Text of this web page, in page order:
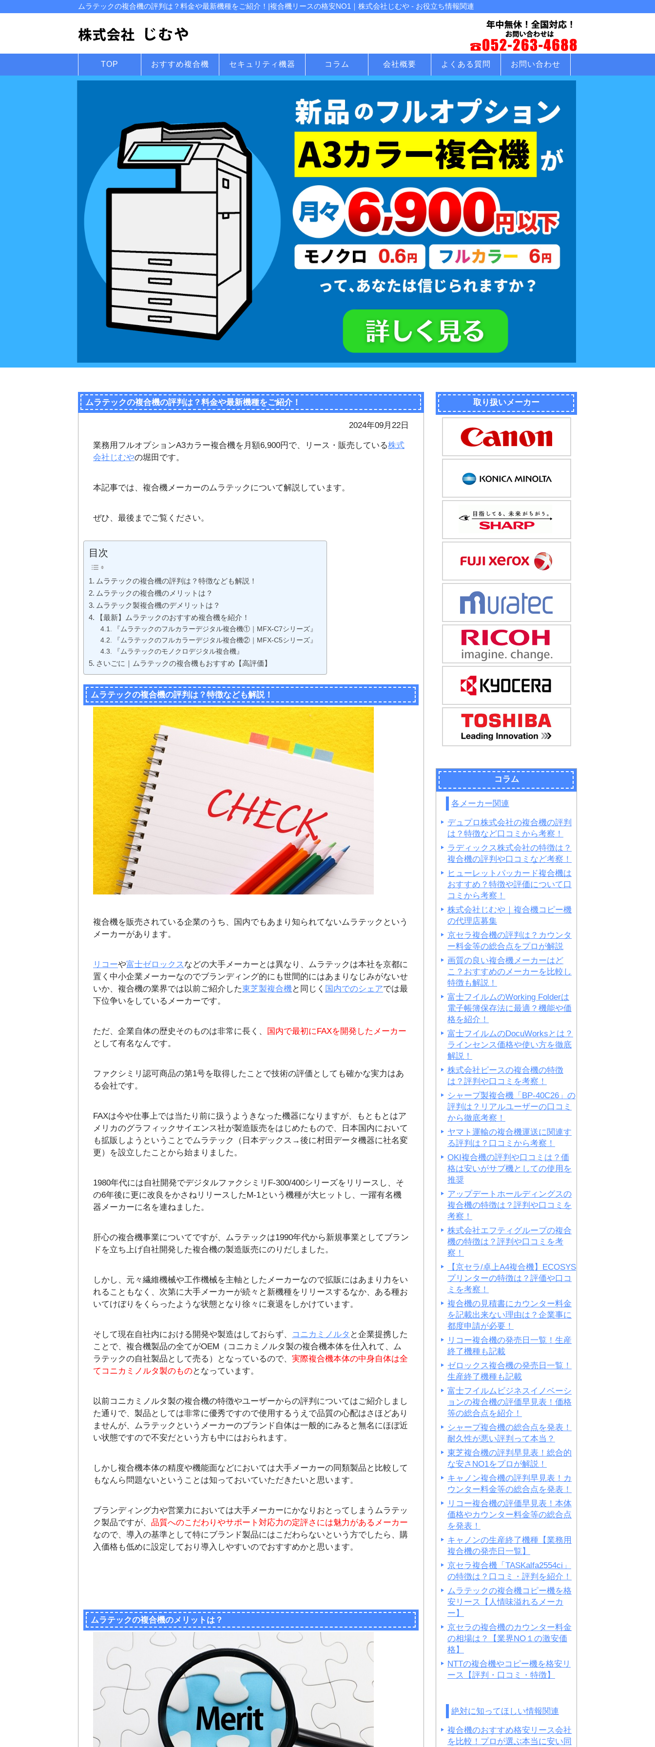
ムラテックの複合機の評判は？料金や最新機種をご紹介！|複合機リースの格安NO1｜株式会社じむや - お役立ち情報関連
TOP おすすめ複合機 セキュリティ機器 コラム 会社概要 よくある質問 お問い合わせ
ムラテックの複合機の評判は？料金や最新機種をご紹介！
2024年09月22日
業務用フルオプションA3カラー複合機を月額6,900円で、リース・販売している株式
会社じむやの堀田です。
本記事では、複合機メーカーのムラテックについて解説しています。
ぜひ、最後までご覧ください。
目次
ムラテックの複合機の評判は？特徴なども解説！
ムラテックの複合機のメリットは？
ムラテック製複合機のデメリットは？
【最新】ムラテックのおすすめ複合機を紹介！
『ムラテックのフルカラーデジタル複合機①｜MFX-C7シリーズ』
『ムラテックのフルカラーデジタル複合機②｜MFX-C5シリーズ』
『ムラテックのモノクロデジタル複合機』
さいごに｜ムラテックの複合機もおすすめ【高評価】
ムラテックの複合機の評判は？特徴なども解説！
複合機を販売されている企業のうち、国内でもあまり知られてないムラテックという
メーカーがあります。
リコーや富士ゼロックスなどの大手メーカーとは異なり、ムラテックは本社を京都に
置く中小企業メーカーなのでブランディング的にも世間的にはあまりなじみがないせ
いか、複合機の業界では以前ご紹介した東芝製複合機と同じく 国内でのシェアでは最
下位争いをしているメーカーです。
ただ、企業自体の歴史そのものは非常に長く、
国内で最初にFAXを開発したメーカー
として有名なんです。
ファクシミリ認可商品の第1号を取得したことで技術の評価としても確かな実力はあ
る会社です。
FAXは今や仕事上では当たり前に扱うようきなった機器になりますが、もともとはア
メリカのグラフィックサイエンス社が製造販売をはじめたもので、日本国内において
も拡販しようということでムラテック（日本デックス→後に村田データ機器に社名変
更）を設立したことから始まりました。
1980年代には自社開発でデジタルファクシミリF-300/400シリーズをリリースし、そ
の6年後に更に改良をかさねリリースしたM-1という機種が大ヒットし、一躍有名機
器メーカーに名を連ねました。
肝心の複合機事業についてですが、ムラテックは1990年代から新規事業としてブラン
ドを立ち上げ自社開発した複合機の製造販売にのりだしました。
しかし、元々繊維機械や工作機械を主軸としたメーカーなので拡販にはあまり力をい
れることもなく、次第に大手メーカーが続々と新機種をリリースするなか、ある種お
いてけぼりをくらったような状態となり徐々に衰退をしかけています。
そして現在自社内における開発や製造はしておらず、 コニカミノルタ と企業提携した
ことで、複合機製品の全てがOEM（コニカミノルタ製の複合機本体を仕入れて、ム
ラテックの自社製品として売る）となっているので、 実際複合機本体の中身自体は全
てコニカミノルタ製のものとなっています。
以前コニカミノルタ製の複合機の特徴やユーザーからの評判についてはご紹介しまし
た通りで、製品としては非常に優秀ですので使用するうえで品質の心配はさほどあり
ませんが、ムラテックというメーカーのブランド自体は一般的にみると無名にほぼ近
い状態ですので不安だという方も中にはおられます。
しかし複合機本体の精度や機能面などにおいては大手メーカーの同類製品と比較して
もなんら問題ないということは知っておいていただきたいと思います。
ブランディング力や営業力においては大手メーカーにかなりおとってしまうムラテッ
ク製品ですが、 品質へのこだわりやサポート対応力の定評さには魅力があるメーカー
なので、導入の基準として特にブランド製品にはこだわらないという方でしたら、購
入価格も低めに設定しており導入しやすいのでおすすめかと思います。
ムラテックの複合機のメリットは？
取り扱いメーカー
コラム
各メーカー関連
デュプロ株式会社の複合機の評判
は？特徴など口コミから考察！
ラディックス株式会社の特徴は？
複合機の評判や口コミなど考察！
ヒューレットパッカード複合機は
おすすめ？特徴や評価について口
コミから考察！
株式会社じむや｜複合機コピー機
の代理店募集
京セラ複合機の評判は？カウンタ
ー料金等の総合点をプロが解説
画質の良い複合機メーカーはど
こ？おすすめのメーカーを比較し
特徴も解説！
富士フイルムのWorking Folderは
電子帳簿保存法に最適？機能や価
格を紹介！
富士フイルムのDocuWorksとは？
ラインセンス価格や使い方を徹底
解説！
株式会社ピースの複合機の特徴
は？評判や口コミを考察！
シャープ製複合機「BP-40C26」の
評判は？リアルユーザーの口コミ
から徹底考察！
ヤマト運輸の複合機運送に関連す
る評判は？口コミから考察！
OKI複合機の評判や口コミは？価
格は安いがサブ機としての使用を
推奨
アップデートホールディングスの
複合機の特徴は？評判や口コミを
考察！
株式会社エフティグループの複合
機の特徴は？評判や口コミを考
察！
【京セラ/卓上A4複合機】ECOSYS
プリンターの特徴は？評価や口コ
ミを考察！
複合機の見積書にカウンター料金
を記載出来ない理由は？企業事に
都度申請が必要！
リコー複合機の発売日一覧！生産
終了機種も記載
ゼロックス複合機の発売日一覧！
生産終了機種も記載
富士フイルムビジネスイノベーシ
ョンの複合機の評価早見表！価格
等の総合点を紹介！
シャープ複合機の総合点を発表！
耐久性が悪い評判って本当？
東芝複合機の評判早見表！総合的
な安さNO1をプロが解説！
キャノン複合機の評判早見表！カ
ウンター料金等の総合点を発表！
リコー複合機の評価早見表！本体
価格やカウンター料金等の総合点
を発表！
キャノンの生産終了機種【業務用
複合機の発売日一覧】
京セラ複合機「TASKalfa2554ci」
の特徴は？口コミ・評判を紹介！
ムラテックの複合機コピー機を格
安リース【人情味溢れるメーカ
ー】
京セラの複合機のカウンター料金
の相場は？【業界NO１の激安価
格】
NTTの複合機やコピー機を格安リ
ース【評判・口コミ・特徴】
絶対に知ってほしい情報関連
複合機のおすすめ格安リース会社
を比較！プロが選ぶ本当に安い同